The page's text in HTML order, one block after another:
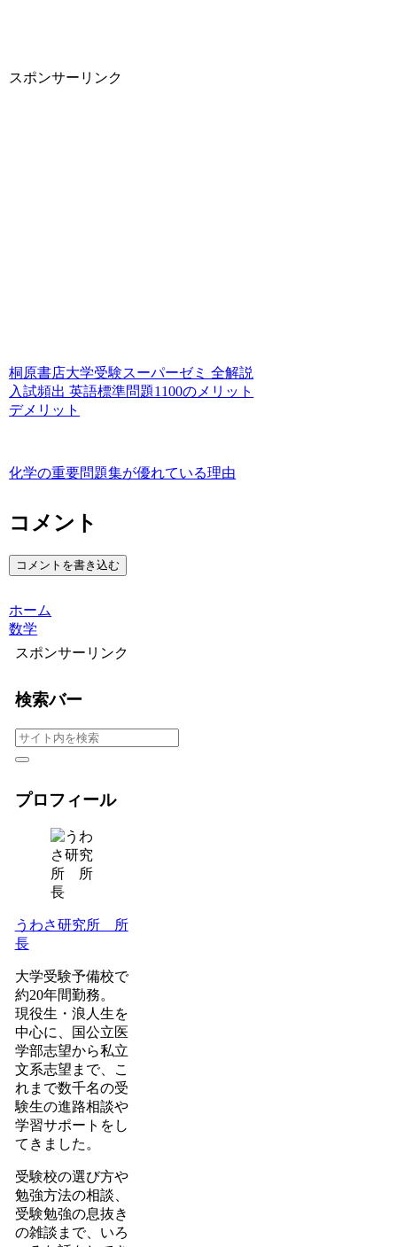
スポンサーリンク
桐原書店大学受験スーパーゼミ 全解説
入試頻出 英語標準問題1100のメリット
デメリット
化学の重要問題集が優れている理由
コメント
コメントを書き込む
ホーム
数学
スポンサーリンク
検索バー
プロフィール
うわさ研究所 所
長
大学受験予備校で
約20年間勤務。
現役生・浪人生を
中心に、国公立医
学部志望から私立
文系志望まで、こ
れまで数千名の受
験生の進路相談や
学習サポートをし
てきました。
受験校の選び方や
勉強方法の相談、
受験勉強の息抜き
の雑談まで、いろ